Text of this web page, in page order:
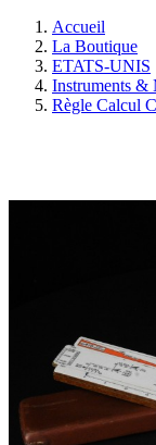
Accueil
La Boutique
ETATS-UNIS
Instruments &
Règle Calcul